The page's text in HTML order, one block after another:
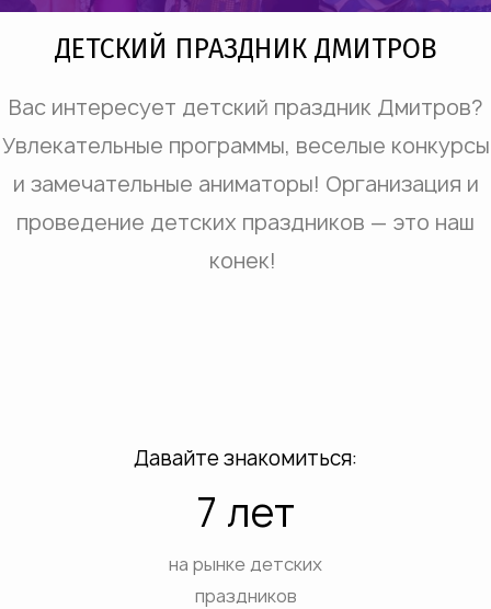
ДЕТСКИЙ ПРАЗДНИК ДМИТРОВ
Вас интересует детский праздник Дмитров?
Увлекательные программы, веселые конкурсы
и замечательные аниматоры! Организация и
проведение детских праздников — это наш
конек!
Давайте знакомиться:
7 лет
на рынке детских
праздников